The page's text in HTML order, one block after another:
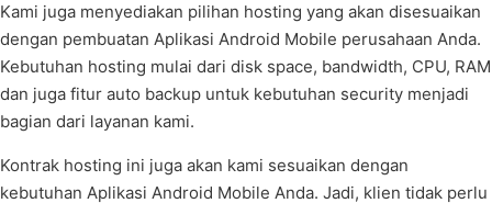
Kami juga menyediakan pilihan hosting yang akan disesuaikan
dengan pembuatan Aplikasi Android Mobile perusahaan Anda.
Kebutuhan hosting mulai dari disk space, bandwidth, CPU, RAM
dan juga fitur auto backup untuk kebutuhan security menjadi
bagian dari layanan kami.
Kontrak hosting ini juga akan kami sesuaikan dengan
kebutuhan Aplikasi Android Mobile Anda. Jadi, klien tidak perlu